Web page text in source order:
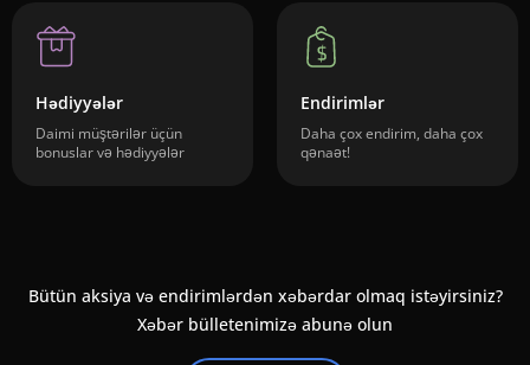
Hədiyyələr
Daimi müştərilər üçün
bonuslar və hədiyyələr
Endirimlər
Daha çox endirim, daha çox
qənaət!
Bütün aksiya və endirimlərdən xəbərdar olmaq istəyirsiniz?
Xəbər bülletenimizə abunə olun